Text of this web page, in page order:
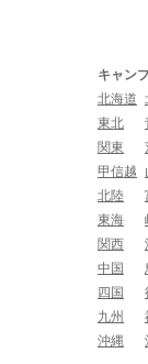
キャン
北海道
東北
関東
甲信越
北陸
東海
関西
中国
四国
九州
沖縄